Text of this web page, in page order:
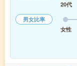
20代
男女比率
女性